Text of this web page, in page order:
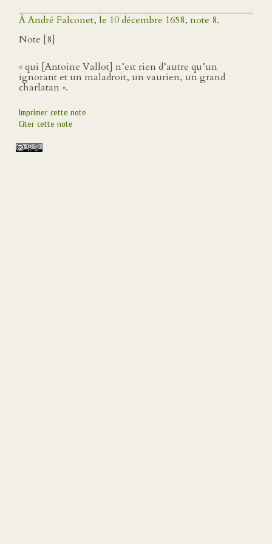
À André Falconet, le 10 décembre 1658, note 8.
Note [8]
« qui [Antoine Vallot] n’est rien d’autre qu’un
ignorant et un maladroit, un vaurien, un grand
charlatan ».
Imprimer cette note
Citer cette note